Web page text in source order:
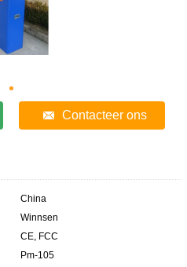
Contacteer ons
China
Winnsen
CE, FCC
Pm-105